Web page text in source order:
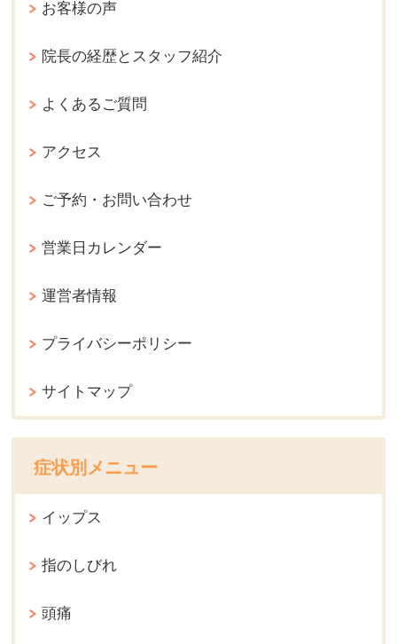
お客様の声
院長の経歴とスタッフ紹介
よくあるご質問
アクセス
ご予約・お問い合わせ
営業日カレンダー
運営者情報
プライバシーポリシー
サイトマップ
症状別メニュー
イップス
指のしびれ
頭痛